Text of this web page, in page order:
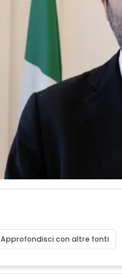
Approfondisci con altre fonti